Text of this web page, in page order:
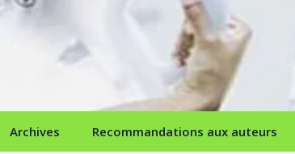
Archives Recommandations aux auteurs